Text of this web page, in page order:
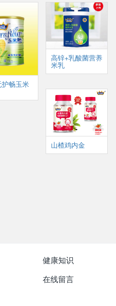
畅玉米
高锌+乳酸菌营养
米乳
山楂鸡内金
健康知识
在线留言